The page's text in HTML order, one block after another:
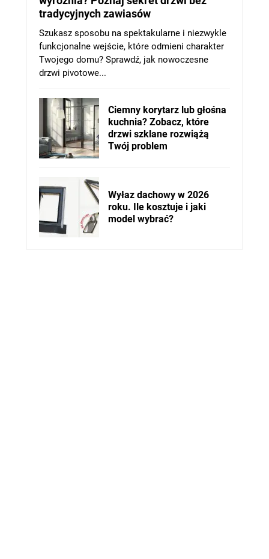
tradycyjnych zawiasów
Szukasz sposobu na spektakularne i niezwykle
funkcjonalne wejście, które odmieni charakter
Twojego domu? Sprawdź, jak nowoczesne
drzwi pivotowe...
Ciemny korytarz lub głośna
kuchnia? Zobacz, które
drzwi szklane rozwiążą
Twój problem
Wyłaz dachowy w 2026
roku. Ile kosztuje i jaki
model wybrać?